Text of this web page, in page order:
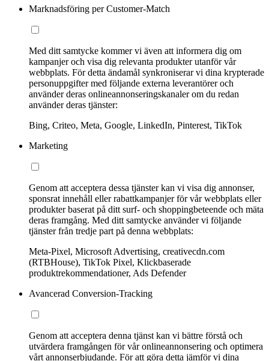
Marknadsföring per Customer-Match
Med ditt samtycke kommer vi även att informera dig om
kampanjer och visa dig relevanta produkter utanför vår
webbplats. För detta ändamål synkroniserar vi dina krypterade
personuppgifter med följande externa leverantörer och
använder deras onlineannonseringskanaler om du redan
använder deras tjänster:
Bing, Criteo, Meta, Google, LinkedIn, Pinterest, TikTok
Marketing
Genom att acceptera dessa tjänster kan vi visa dig annonser,
sponsrat innehåll eller rabattkampanjer för vår webbplats eller
produkter baserat på ditt surf- och shoppingbeteende och mäta
deras framgång. Med ditt samtycke använder vi följande
tjänster från tredje part på denna webbplats:
Meta-Pixel, Microsoft Advertising, creativecdn.com
(RTBHouse), TikTok Pixel, Klickbaserade
produktrekommendationer, Ads Defender
Avancerad Conversion-Tracking
Genom att acceptera denna tjänst kan vi bättre förstå och
utvärdera framgången för vår onlineannonsering och optimera
vårt annonserbjudande. För att göra detta jämför vi dina